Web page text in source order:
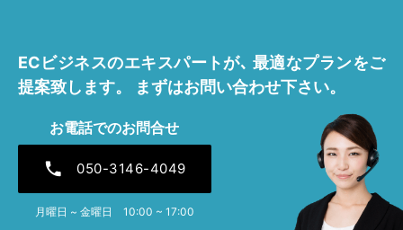
2025年7月 [1]
2024年12月 [1]
2024年7月 [1]
ECビジネスのエキスパートが､ 最適なプランをご
提案致します。
まずはお問い合わせ下さい。
お電話でのお問合せ
phone 050-3146-4049
月曜日 ~ 金曜日 10:00 ~ 17:00